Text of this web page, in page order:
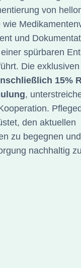
von
und
spürbaren
Die
15%
,
den aktuellen
zu begegnen
nachhaltig zu